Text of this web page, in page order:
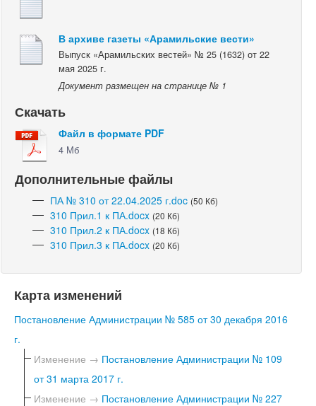
В архиве газеты «Арамильские вести»
Выпуск «Арамильских вестей» № 25 (1632) от 22
мая 2025 г.
Документ размещен на странице № 1
Скачать
Файл в формате PDF
4 Мб
Дополнительные файлы
ПА № 310 от 22.04.2025 г.doc (50 Кб)
310 Прил.1 к ПА.docx (20 Кб)
310 Прил.2 к ПА.docx (18 Кб)
310 Прил.3 к ПА.docx (20 Кб)
Карта изменений
Постановление Администрации № 585 от 30 декабря 2016
г.
Изменение → Постановление Администрации № 109
от 31 марта 2017 г.
Изменение → Постановление Администрации № 227